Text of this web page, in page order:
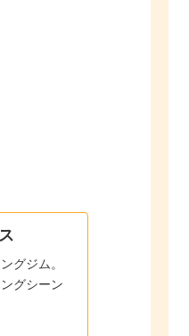
グジム。
グシーン